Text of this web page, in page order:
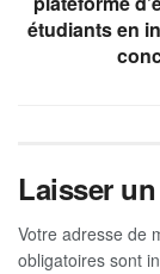
étudiants en
Laisser
Votre adresse de
obligatoires sont